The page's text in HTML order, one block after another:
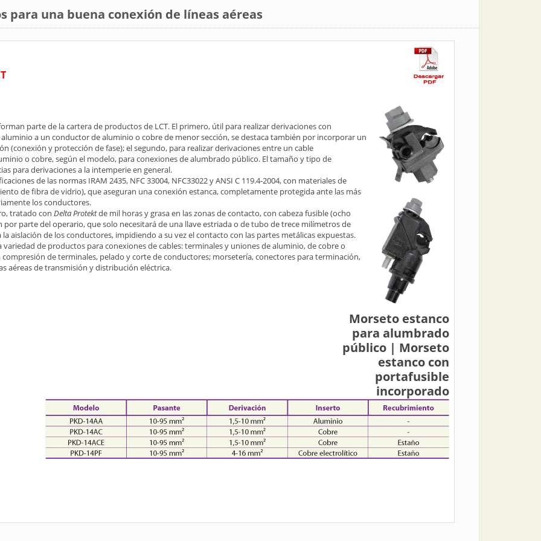
para una buena conexión de líneas aéreas
Morseto estanco
para alumbrado
público | Morseto
estanco con
portafusible
incorporado
parte de la cartera de productos de LCT. El primero, útil para realizar derivaciones con
a un conductor de aluminio o cobre de menor sección, se destaca también por incorporar un
(conexión y protección de fase); el segundo, para realizar derivaciones entre un cable
o cobre, según el modelo, para conexiones de alumbrado público. El tamaño y tipo de
para derivaciones a la intemperie en general.
de las normas IRAM 2435, NFC 33004, NFC33022 y ANSI C 119.4-2004, con materiales de
de fibra de vidrio), que aseguran una conexión estanca, completamente protegida ante las más
los conductores.
tratado con Delta Protektde mil horas y grasa en las zonas de contacto, con cabeza fusible (ocho
parte del operario, que solo necesitará de una llave estriada o de tubo de trece milímetros de
aislación de los conductores, impidiendo a su vez el contacto con las partes metálicas expuestas.
de productos para conexiones de cables: terminales y uniones de aluminio, de cobre o
de terminales, pelado y corte de conductores; morsetería, conectores para terminación,
aéreas de transmisión y distribución eléctrica.